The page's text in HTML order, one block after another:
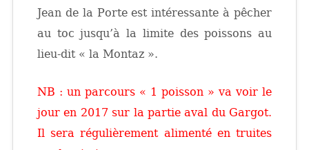
Jean de la Porte est intéressante à pêcher
au toc jusqu’à la limite des poissons au
lieu-dit « la Montaz ».
NB : un parcours « 1 poisson » va voir le
jour en 2017 sur la partie aval du Gargot.
Il sera régulièrement alimenté en truites